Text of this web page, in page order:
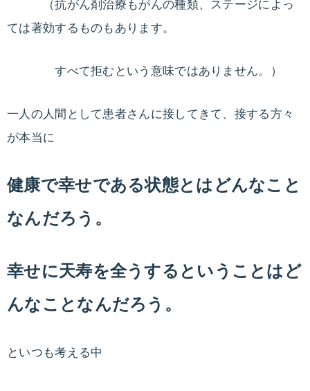
教
（抗がん剤治療もがんの種類、ステージによっ
ては著効するものもあります。
すべて拒むという意味ではありません。）
一人の人間として患者さんに接してきて、接する方々
が本当に
健康で幸せである状態とはどんなこと
なんだろう。
幸せに天寿を全うするということはど
んなこ となんだろう。
といつも考える中